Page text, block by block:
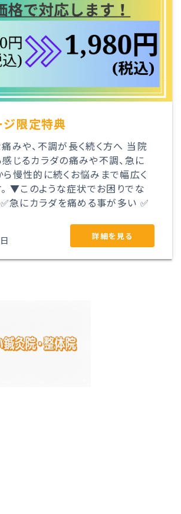
ジ限定特典
みや、不調が長く続く方へ 当院
じるカラダの痛みや不調、急に
慢性的に続くお悩みまで幅広く
▼このような症状でお困りでな
✅急にカラダを痛める事が多い ✅
詳細を見る